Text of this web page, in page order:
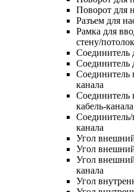
Поворот для
Разъем для
Рамка для
стену/
Соединитель
Соединитель
Соединитель
канала
Соединитель
кабель-канала
Соединитель/
канала
Угол
Угол внешний
Угол
канала
Угол